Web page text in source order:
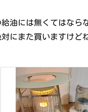
油には無くてはなら
にまた買いますけど